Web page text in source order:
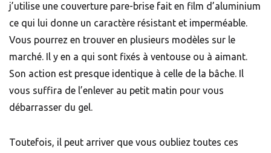
j’utilise une couverture pare-brise fait en film d’aluminium
ce qui lui donne un caractère résistant et imperméable.
Vous pourrez en trouver en plusieurs modèles sur le
marché. Il y en a qui sont fixés à ventouse ou à aimant.
Son action est presque identique à celle de la bâche. Il
vous suffira de l’enlever au petit matin pour vous
débarrasser du gel.
Toutefois, il peut arriver que vous oubliez toutes ces